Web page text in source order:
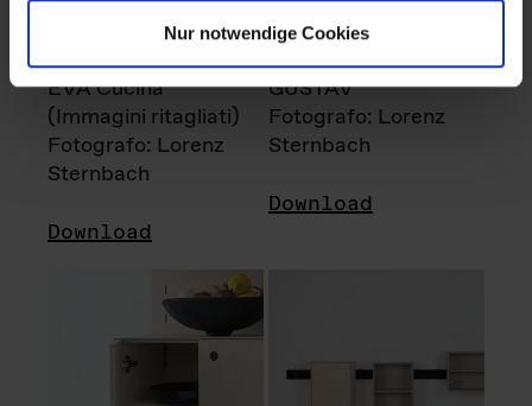
Nur notwendige Cookies
EVA Cucina
(Immagini ritagliati)
Fotografo: Lorenz
Sternbach
Download
GUSTAV
Fotografo: Lorenz
Sternbach
Download